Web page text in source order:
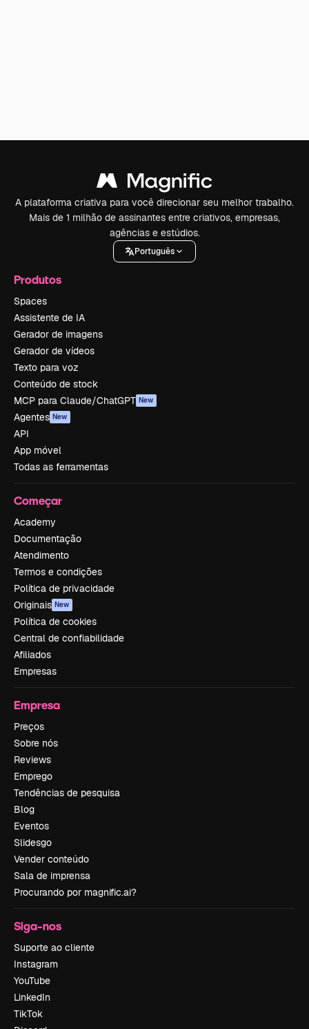
A plataforma criativa para você direcionar seu melhor trabalho.
Mais de 1 milhão de assinantes entre criativos, empresas,
agências e estúdios.
Português
Produtos
Spaces
Assistente de IA
Gerador de imagens
Gerador de vídeos
Texto para voz
Conteúdo de stock
MCP para Claude/ChatGPT New
Agentes New
API
App móvel
Todas as ferramentas
Começar
Academy
Documentação
Atendimento
Termos e condições
Política de privacidade
Originais New
Política de cookies
Central de confiabilidade
Afiliados
Empresas
Empresa
Preços
Sobre nós
Reviews
Emprego
Tendências de pesquisa
Blog
Eventos
Slidesgo
Vender conteúdo
Sala de imprensa
Procurando por magnific.ai?
Siga-nos
Suporte ao cliente
Instagram
YouTube
LinkedIn
TikTok